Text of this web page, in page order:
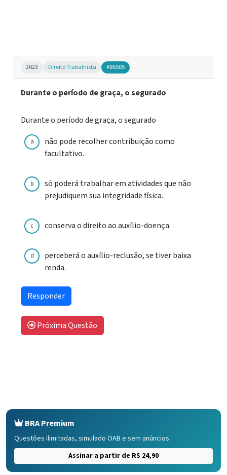
2023 Direito Trabalhista #86505
Durante o período de graça, o segurado
Durante o período de graça, o segurado
a
não pode recolher contribuição como
facultativo.
b
só poderá trabalhar em atividades que não
prejudiquem sua integridade física.
c conserva o direito ao auxílio-doença.
d
perceberá o auxílio-reclusão, se tiver baixa
renda.
Próxima Questão
BRA Premium
Questões ilimitadas, simulado OAB e sem anúncios.
Assinar a partir de R$ 24,90